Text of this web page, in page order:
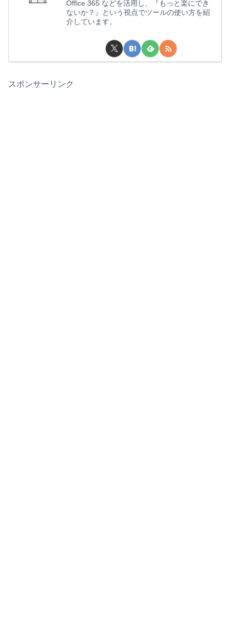
Office 365 などを活用し、『もっと楽にでき
ないか？』という視点でツールの使い方を紹
介しています。
スポンサーリンク